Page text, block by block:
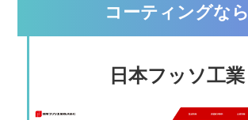
コーティングなら
日本フッソ工業